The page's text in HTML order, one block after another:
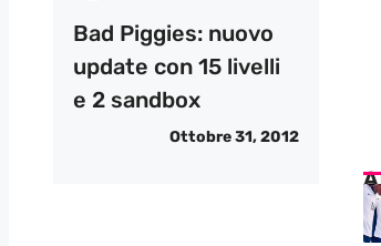
Bad Piggies: nuovo
update con 15 livelli
e 2 sandbox
Ottobre 31, 2012